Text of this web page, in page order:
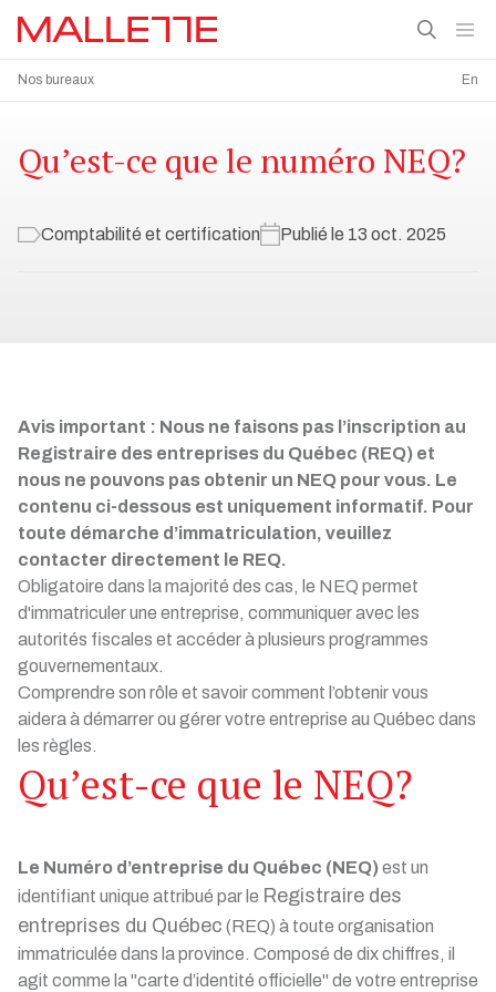
Nos bureaux En
Qu’est-ce que le numéro NEQ?
Comptabilité et certification Publié le 13 oct. 2025
Avis important : Nous ne faisons pas l’inscription au
Registraire des entreprises du Québec (REQ) et
nous ne pouvons pas obtenir un NEQ pour vous. Le
contenu ci-dessous est uniquement informatif. Pour
toute démarche d’immatriculation, veuillez
contacter directement le REQ.
Obligatoire dans la majorité des cas, le NEQ permet
d'immatriculer une entreprise, communiquer avec les
autorités fiscales et accéder à plusieurs programmes
gouvernementaux.
Comprendre son rôle et savoir comment l’obtenir vous
aidera à démarrer ou gérer votre entreprise au Québec dans
les règles.
Qu’est-ce que le NEQ?
Le Numéro d’entreprise du Québec (NEQ)est un
identifiant unique attribué par le Registraire des
entreprises du Québec (REQ) à toute organisation
immatriculée dans la province. Composé de dix chiffres, il
agit comme la "carte d’identité officielle" de votre entreprise